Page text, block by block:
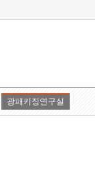
기획본부
광패키징연구실